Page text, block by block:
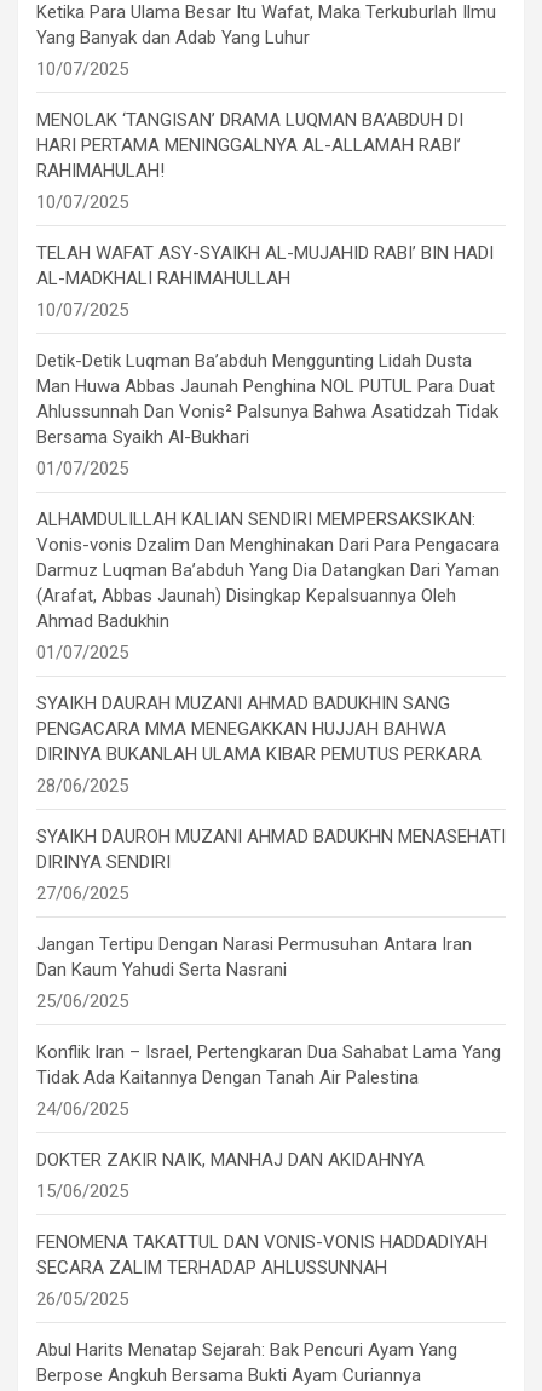
Ketika Para Ulama Besar Itu Wafat, Maka Terkuburlah Ilmu
Yang Banyak dan Adab Yang Luhur
10/07/2025
MENOLAK ‘TANGISAN’ DRAMA LUQMAN BA’ABDUH DI
HARI PERTAMA MENINGGALNYA AL-ALLAMAH RABI’
RAHIMAHULAH!
10/07/2025
TELAH WAFAT ASY-SYAIKH AL-MUJAHID RABI’ BIN HADI
AL-MADKHALI RAHIMAHULLAH
10/07/2025
Detik-Detik Luqman Ba’abduh Menggunting Lidah Dusta
Man Huwa Abbas Jaunah Penghina NOL PUTUL Para Duat
Ahlussunnah Dan Vonis² Palsunya Bahwa Asatidzah Tidak
Bersama Syaikh Al-Bukhari
01/07/2025
ALHAMDULILLAH KALIAN SENDIRI MEMPERSAKSIKAN:
Vonis-vonis Dzalim Dan Menghinakan Dari Para Pengacara
Darmuz Luqman Ba’abduh Yang Dia Datangkan Dari Yaman
(Arafat, Abbas Jaunah) Disingkap Kepalsuannya Oleh
Ahmad Badukhin
01/07/2025
SYAIKH DAURAH MUZANI AHMAD BADUKHIN SANG
PENGACARA MMA MENEGAKKAN HUJJAH BAHWA
DIRINYA BUKANLAH ULAMA KIBAR PEMUTUS PERKARA
28/06/2025
SYAIKH DAUROH MUZANI AHMAD BADUKHN MENASEHATI
DIRINYA SENDIRI
27/06/2025
Jangan Tertipu Dengan Narasi Permusuhan Antara Iran
Dan Kaum Yahudi Serta Nasrani
25/06/2025
Konflik Iran – Israel, Pertengkaran Dua Sahabat Lama Yang
Tidak Ada Kaitannya Dengan Tanah Air Palestina
24/06/2025
DOKTER ZAKIR NAIK, MANHAJ DAN AKIDAHNYA
15/06/2025
FENOMENA TAKATTUL DAN VONIS-VONIS HADDADIYAH
SECARA ZALIM TERHADAP AHLUSSUNNAH
26/05/2025
Abul Harits Menatap Sejarah: Bak Pencuri Ayam Yang
Berpose Angkuh Bersama Bukti Ayam Curiannya